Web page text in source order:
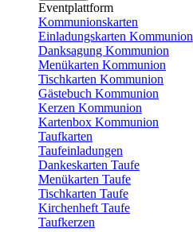
Eventplattform
Kommunionskarten
Einladungskarten Kommunion
Danksagung Kommunion
Menükarten Kommunion
Tischkarten Kommunion
Gästebuch Kommunion
Kerzen Kommunion
Kartenbox Kommunion
Taufkarten
Taufeinladungen
Dankeskarten Taufe
Menükarten Taufe
Tischkarten Taufe
Kirchenheft Taufe
Taufkerzen